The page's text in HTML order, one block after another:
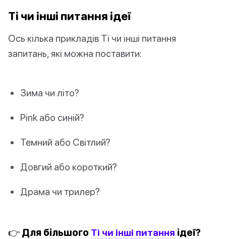
Ті чи інші питання ідеї
Ось кілька прикладів Ті чи інші питання
запитань, які можна поставити:
Зима чи літо?
Pink або синій?
Темний або Світлий?
Довгий або короткий?
Драма чи трилер?
👉 Для більшого Ті чи інші питання ідеї?